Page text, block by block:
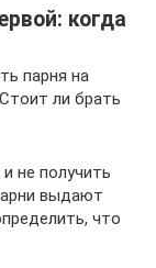
когда
парня на
ли брать
не получить
выдают
что